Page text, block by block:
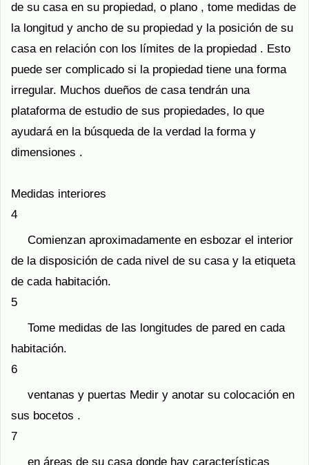
de su casa en su propiedad, o plano , tome medidas de
la longitud y ancho de su propiedad y la posición de su
casa en relación con los límites de la propiedad . Esto
puede ser complicado si la propiedad tiene una forma
irregular. Muchos dueños de casa tendrán una
plataforma de estudio de sus propiedades, lo que
ayudará en la búsqueda de la verdad la forma y
dimensiones .
Medidas interiores
4
Comienzan aproximadamente en esbozar el interior
de la disposición de cada nivel de su casa y la etiqueta
de cada habitación.
5
Tome medidas de las longitudes de pared en cada
habitación.
6
ventanas y puertas Medir y anotar su colocación en
sus bocetos .
7
en áreas de su casa donde hay características